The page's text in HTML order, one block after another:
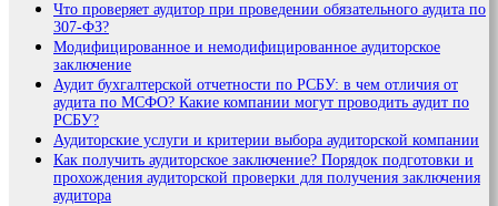
Что проверяет аудитор при проведении обязательного аудита по
307-ФЗ?
Модифицированное и немодифицированное аудиторское
заключение
Аудит бухгалтерской отчетности по РСБУ: в чем отличия от
аудита по МСФО? Какие компании могут проводить аудит по
РСБУ?
Аудиторские услуги и критерии выбора аудиторской компании
Как получить аудиторское заключение? Порядок подготовки и
прохождения аудиторской проверки для получения заключения
аудитора